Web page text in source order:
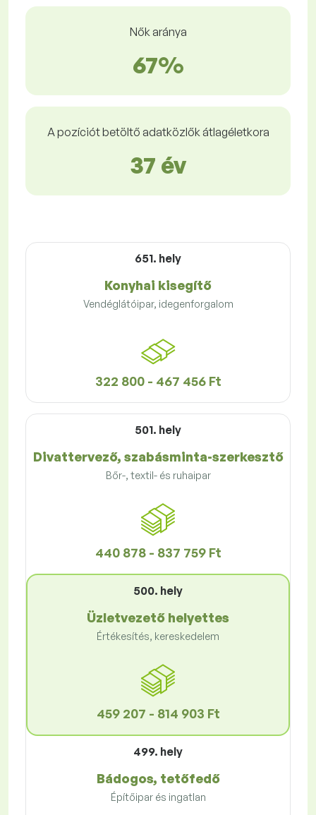
Nők aránya
67%
A pozíciót betöltő adatközlők átlagéletkora
37 év
651. hely
Konyhai kisegítő
Vendéglátóipar, idegenforgalom
322 800 - 467 456 Ft
501. hely
Divattervező, szabásminta-szerkesztő
Bőr-, textil- és ruhaipar
440 878 - 837 759 Ft
500. hely
Üzletvezető helyettes
Értékesítés, kereskedelem
459 207 - 814 903 Ft
499. hely
Bádogos, tetőfedő
Építőipar és ingatlan